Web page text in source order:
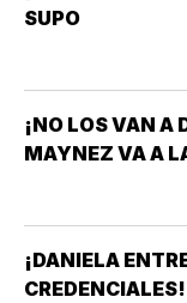
SUPO
¡NO LOS VAN A
MAYNEZ VA A
¡DANIELA
CREDENCIALES!